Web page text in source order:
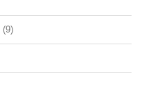
(9)